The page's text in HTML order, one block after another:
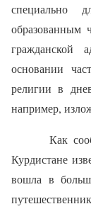
специально
образованным
гражданской
основании
религии в
например,
Как
Курдистане
вошла в